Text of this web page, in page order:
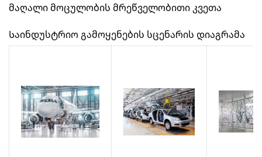
მაღალი მოცულობის მრეწველობითი კვეთა
Საინდუსტრიო გამოყენების სცენარის დიაგრამა